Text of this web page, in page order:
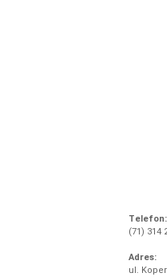
Telefon:
(71) 314
Adres:
ul.